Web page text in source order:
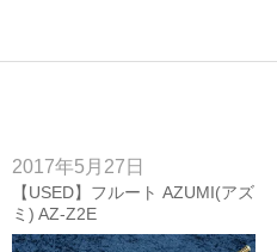
2017年5月27日
【USED】フルート AZUMI(アズ
ミ) AZ-Z2E